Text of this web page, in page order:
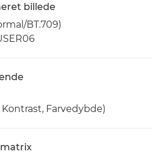
billede
BT.709)
Farvedybde)